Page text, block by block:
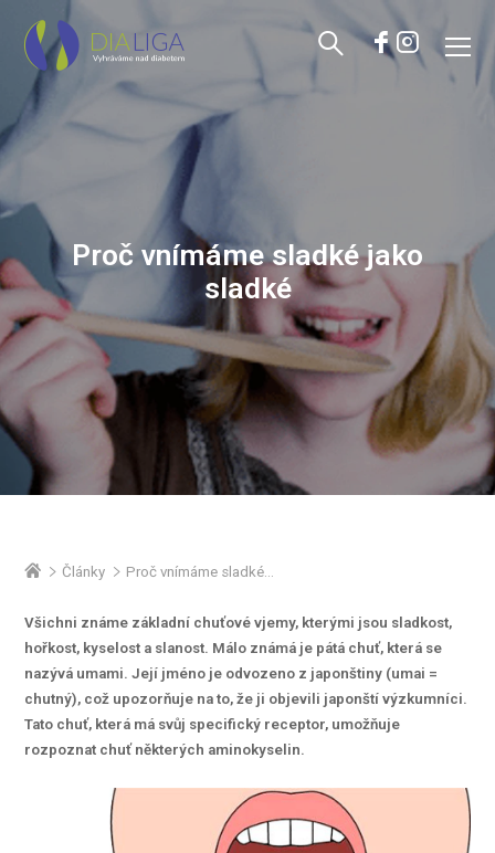
Proč vnímáme sladké jako
sladké
Články
Všichni známe základní chuťové vjemy, kterými jsou sladkost,
hořkost, kyselost a slanost. Málo známá je pátá chuť, která se
nazývá umami. Její jméno je odvozeno z japonštiny (umai =
chutný), což upozorňuje na to, že ji objevili japonští výzkumníci.
Tato chuť, která má svůj specifický receptor, umožňuje
rozpoznat chuť některých aminokyselin.